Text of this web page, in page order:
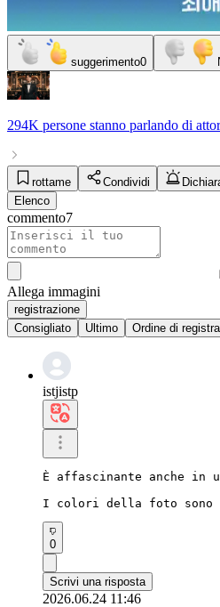
suggerimento0
294K persone stanno parlando di
rottame Condividi
Elenco
commento7
Allega immagini
registrazione
Consigliato
Ultimo Ordine di
istjistp
È affascinante anche in
I colori della foto sono
0
Scrivi una risposta
2026.06.24 11:46